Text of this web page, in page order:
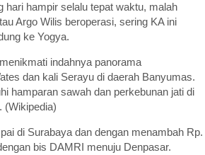
hari hampir selalu tepat waktu, malah
Argo Wilis beroperasi, sering KA ini
ke Yogya.
indahnya panorama
dan kali Serayu di daerah Banyumas.
hamparan sawah dan perkebunan jati di
(Wikipedia)
di Surabaya dan dengan menambah Rp.
bis DAMRI menuju Denpasar.